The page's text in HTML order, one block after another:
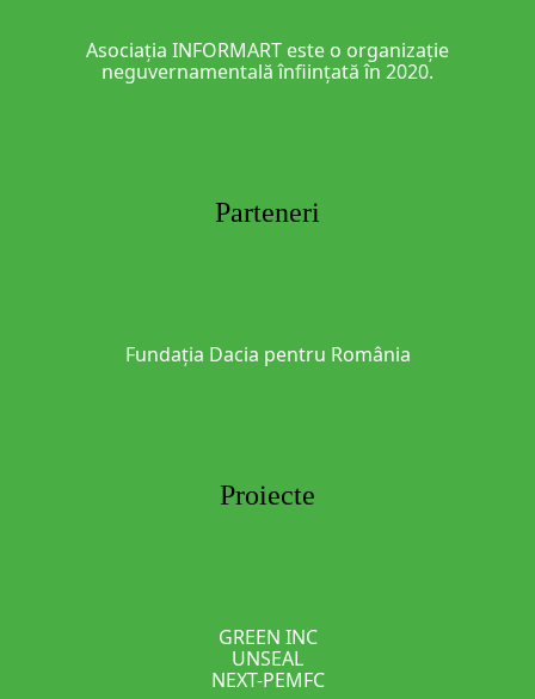
Asociația INFORMART este o organizație
neguvernamentală înființată în 2020.
Parteneri
Fundația Dacia pentru România
Proiecte
GREEN INC
UNSEAL
NEXT-PEMFC